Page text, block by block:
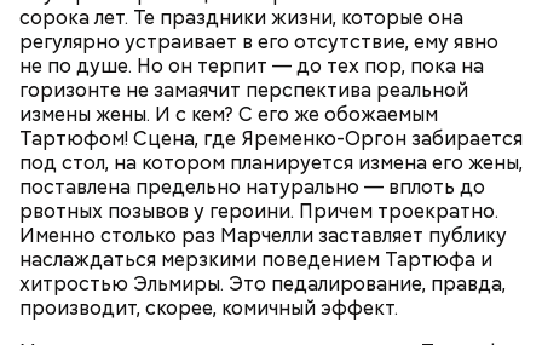
сорока лет. Те праздники жизни, которые она
регулярно устраивает в его отсутствие, ему явно
не по душе. Но он терпит — до тех пор, пока на
горизонте не замаячит перспектива реальной
измены жены. И с кем? С его же обожаемым
Тартюфом! Сцена, где Яременко-Оргон забирается
под стол, на котором планируется измена его жены,
поставлена предельно натурально — вплоть до
рвотных позывов у героини. Причем троекратно.
Именно столько раз Марчелли заставляет публику
наслаждаться мерзкими поведением Тартюфа и
хитростью Эльмиры. Это педалирование, правда,
производит, скорее, комичный эффект.
беременным, кормящим женщинам;
людям с ослабленной иммунной системой;
пожилым;
детям.